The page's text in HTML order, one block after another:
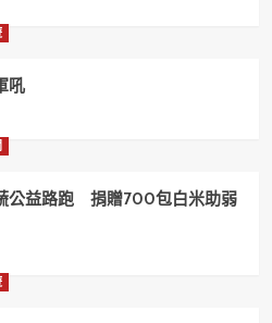
吼
公益路跑 捐贈700包白米助弱